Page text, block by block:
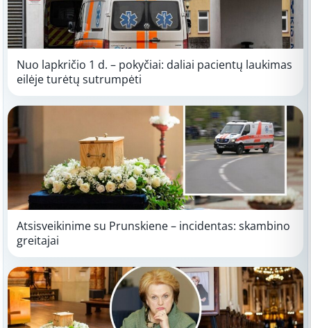
Nuo lapkričio 1 d. – pokyčiai: daliai pacientų laukimas
eilėje turėtų sutrumpėti
Atsisveikinime su Prunskiene – incidentas: skambino
greitajai